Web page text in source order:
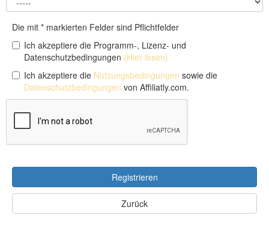
Die mit * markierten Felder sind Pflichtfelder
Ich akzeptiere die Programm-, Lizenz- und
Datenschutzbedingungen (Hier lesen)
Ich akzeptiere die Nutzungsbedingungen sowie die
Datenschutzbedingungen von Affiliatly.com.
Registrieren
Zurück